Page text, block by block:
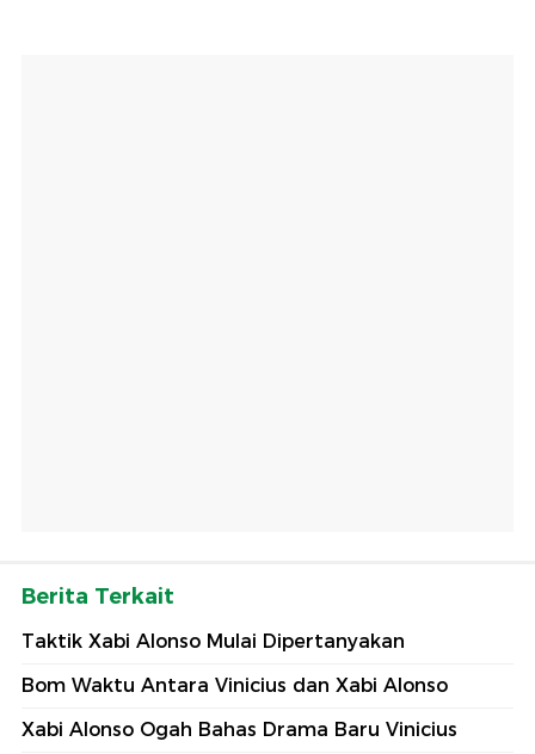
Berita Terkait
Taktik Xabi Alonso Mulai Dipertanyakan
Bom Waktu Antara Vinicius dan Xabi Alonso
Xabi Alonso Ogah Bahas Drama Baru Vinicius